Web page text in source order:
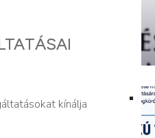
kínálja